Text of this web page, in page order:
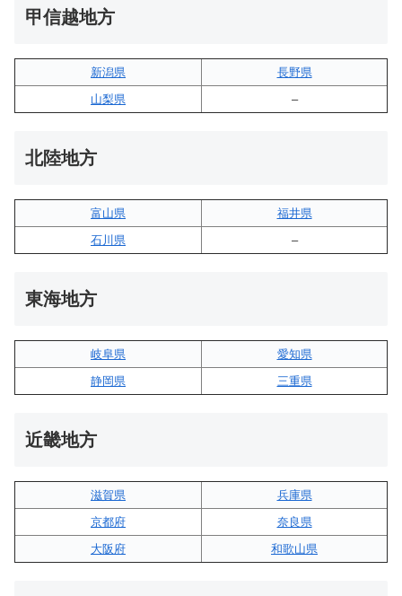
甲信越地方
新潟県
長野県
山梨県
–
北陸地方
富山県
福井県
石川県
–
東海地方
岐阜県
愛知県
静岡県
三重県
近畿地方
滋賀県
兵庫県
京都府
奈良県
大阪府
和歌山県